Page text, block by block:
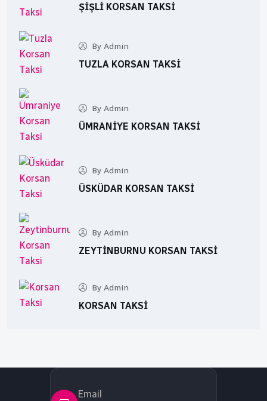
ŞIŞLI KORSAN TAKSI
By Admin
TUZLA KORSAN TAKSI
By Admin
ÜMRANIYE KORSAN TAKSI
By Admin
ÜSKÜDAR KORSAN TAKSI
By Admin
ZEYTINBURNU KORSAN TAKSI
By Admin
KORSAN TAKSI
Email